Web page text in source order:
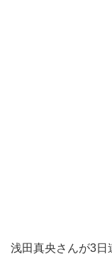
浅田真央さんが3日